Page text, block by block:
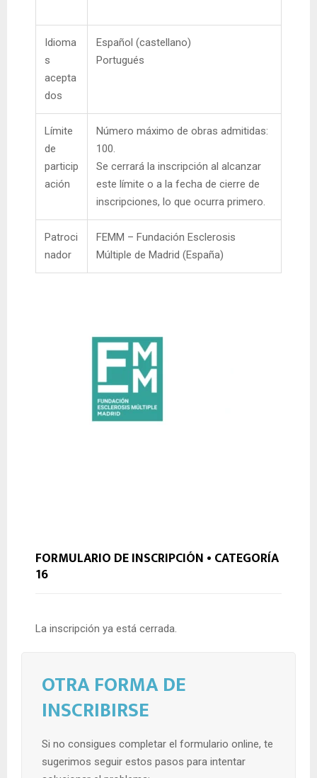
Idioma
s
acepta
dos
Español (castellano)
Portugués
Límite
de
particip
ación
Número máximo de obras admitidas:
100.
Se cerrará la inscripción al alcanzar
este límite o a la fecha de cierre de
inscripciones, lo que ocurra primero.
Patroci
nador
FEMM – Fundación Esclerosis
Múltiple de Madrid (España)
FORMULARIO DE INSCRIPCIÓN • CATEGORÍA
16
La inscripción ya está cerrada.
OTRA FORMA DE
INSCRIBIRSE
Si no consigues completar el formulario online, te
sugerimos seguir estos pasos para intentar